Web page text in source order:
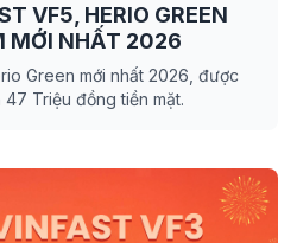
VF5, HERIO GREEN
MỚI NHẤT 2026
Green mới nhất 2026, được
Triệu đồng tiền mặt.